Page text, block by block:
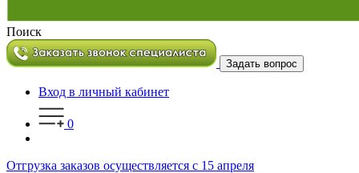
Поиск
Задать вопрос
Вход в личный кабинет
0
Отгрузка заказов осуществляется с 15 апреля